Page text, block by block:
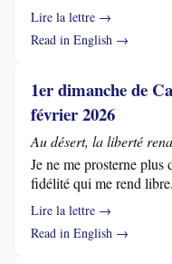
Lire la lettre →
Read in English →
1er dimanche de
février 2026
Au désert, la liberté
Je ne me prosterne
fidélité qui me rend libre.
Lire la lettre →
Read in English →